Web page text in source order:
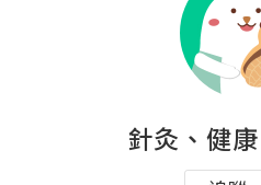
針灸、健